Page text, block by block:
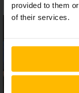
provided to them
of their services.